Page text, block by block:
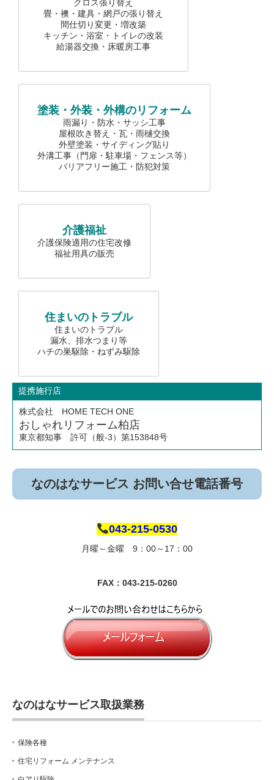
クロス張り替え
畳・襖・建具・網戸の張り替え
間仕切り変更・増改築
キッチン・浴室・トイレの改装
給湯器交換・床暖房工事
塗装・外装・外構のリフォーム
雨漏り・防水・サッシ工事
屋根吹き替え・瓦・雨樋交換
外壁塗装・サイディング貼り
外溝工事（門扉・駐車場・フェンス等）
バリアフリー施工・防犯対策
介護福祉
介護保険適用の住宅改修
福祉用具の販売
住まいのトラブル
住まいのトラブル
漏水、排水つまり等
ハチの巣駆除・ねずみ駆除
提携施行店
株式会社 HOME TECH ONE
おしゃれリフォーム柏店
東京都知事 許可（般-3）第153848号
なのはなサービス お問い合せ電話番号
043-215-0530
月曜～金曜 9：00～17：00
FAX：043-215-0260
なのはなサービス取扱業務
保険各種
住宅リフォーム メンテナンス